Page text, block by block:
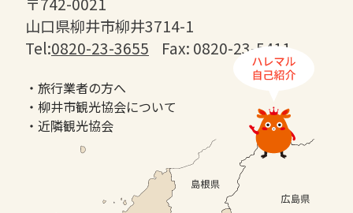
山口県柳井市柳井3714-1
Tel:0820-23-3655 Fax: 0820-23-5411
・旅行業者の方へ
・柳井市観光協会について
・近隣観光協会